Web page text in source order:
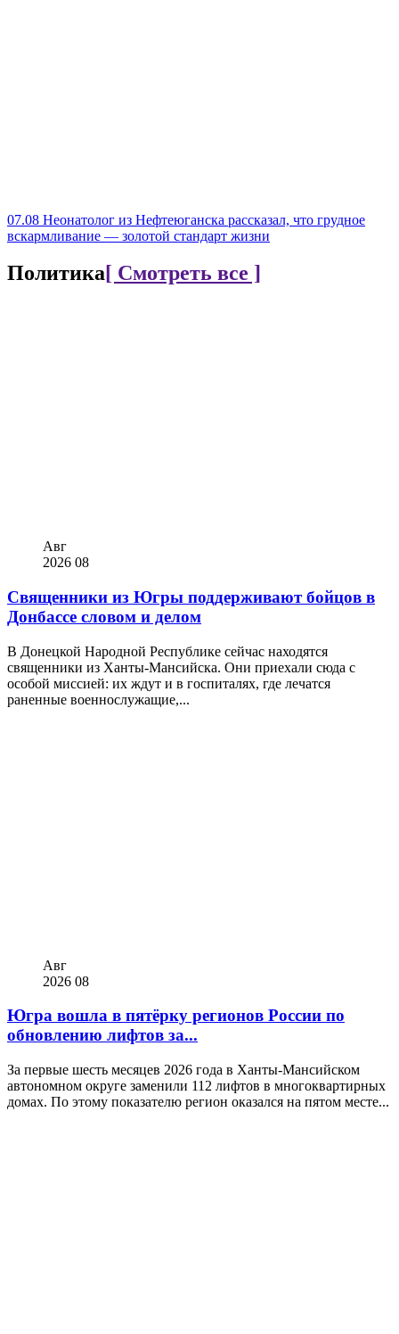
07.08 Неонатолог из Нефтеюганска рассказал, что грудное
вскармливание — золотой стандарт жизни
Политика[ Смотреть все ]
Авг
2026 08
Священники из Югры поддерживают бойцов в
Донбассе словом и делом
В Донецкой Народной Республике сейчас находятся
священники из Ханты-Мансийска. Они приехали сюда с
особой миссией: их ждут и в госпиталях, где лечатся
раненные военнослужащие,...
Авг
2026 08
Югра вошла в пятёрку регионов России по
обновлению лифтов за...
За первые шесть месяцев 2026 года в Ханты-Мансийском
автономном округе заменили 112 лифтов в многоквартирных
домах. По этому показателю регион оказался на пятом месте...